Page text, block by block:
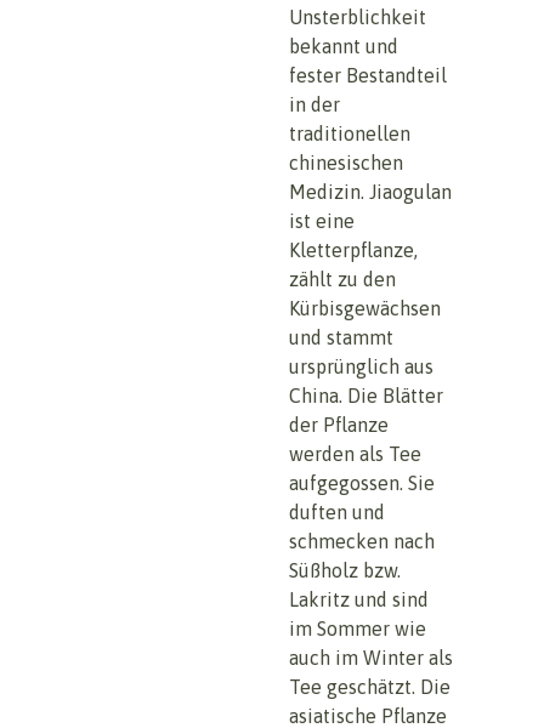
Unsterblichkeit
bekannt und
fester Bestandteil
in der
traditionellen
chinesischen
Medizin. Jiaogulan
ist eine
Kletterpflanze,
zählt zu den
Kürbisgewächsen
und stammt
ursprünglich aus
China. Die Blätter
der Pflanze
werden als Tee
aufgegossen. Sie
duften und
schmecken nach
Süßholz bzw.
Lakritz und sind
im Sommer wie
auch im Winter als
Tee geschätzt. Die
asiatische Pflanze